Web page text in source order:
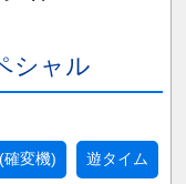
シャル
確変機) 遊タイム